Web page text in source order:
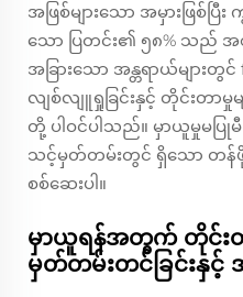
အဖြစ်များသော အမှားဖြစ်
သော ပြတင်း၏ ၅၈% သည်
အခြားသော အန္တရာယ်များတွ
လျစ်လျူရှုခြင်းနှင့် တိုင်းတာမှုမ
တို့ ပါဝင်ပါသည်။ မှာယူမှုမပြု
သင့်မှတ်တမ်းတွင် ရှိသော တန်
စစ်ဆေးပါ။
မှာယူရန်အတွက် တိုင်းတ
မှတ်တမ်းတင်ခြင်းနှင့်